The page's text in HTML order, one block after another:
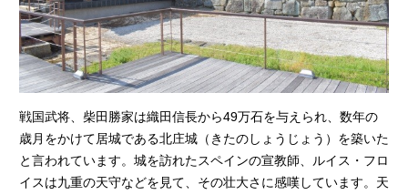
戦国武将、柴田勝家は織田信長から49万石を与えられ、数年の
歳月をかけて居城である北庄城（きたのしょうじょう）を築いた
と言われています。城を訪れたスペインの宣教師、ルイス・フロ
イスは九重の天守などを見て、その壮大さに感嘆しています。天